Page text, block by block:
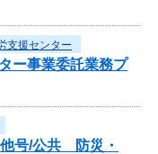
支援センター
ー事業委託業務プ
他号/公共 防災・